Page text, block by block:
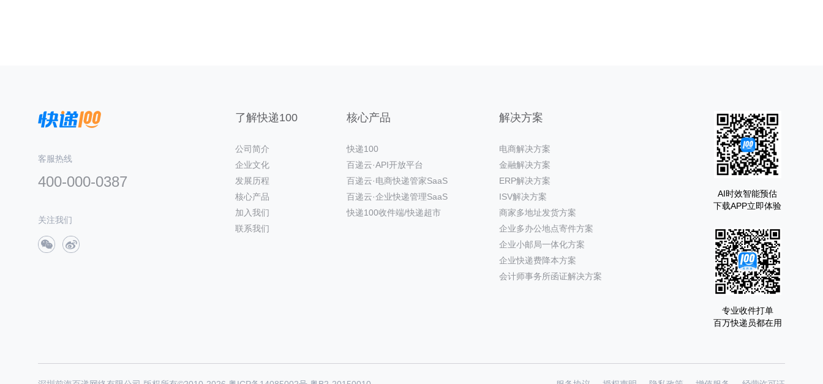
客服热线
400-000-0387
关注我们
了解快递100
公司简介
企业文化
发展历程
核心产品
加入我们
联系我们
核心产品
快递100
百递云·API开放平台
百递云·电商快递管家SaaS
百递云·企业快递管理SaaS
快递100收件端/快递超市
解决方案
电商解决方案
金融解决方案
ERP解决方案
ISV解决方案
商家多地址发货方案
企业多办公地点寄件方案
企业小邮局一体化方案
企业快递费降本方案
会计师事务所函证解决方案
AI时效智能预估
下载APP立即体验
专业收件打单
百万快递员都在用